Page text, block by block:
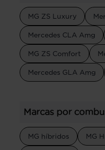
MG ZS Luxury
Mercedes CLA Amg
MG ZS Comfort
Mercedes GLA Amg
Marcas por
MG híbridos MG